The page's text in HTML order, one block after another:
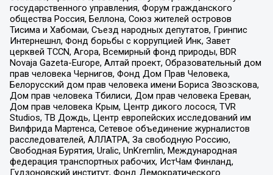
государственного управления, Форум гражданского
общества Россия, Беллона, Союз жителей островов
Тисима и Хабомаи, Съезд народных депутатов, Гринпис
Интернешнл, Фонд борьбы с коррупцией Инк, Завет
церквей TCCN, Агора, Всемирный фонд природы, BDR
Novaja Gazeta-Europe, Алтай проект, Образовательный дом
прав человека Чернигов, Фонд Дом Прав Человека,
Белорусский дом прав человека имени Бориса Звозскова,
Дом прав человека Тбилиси, Дом прав человека Ереван,
Дом прав человека Крым, Центр дикого лосося, TVR
Studios, ТВ Дождь, Центр европейских исследований им
Вилфрида Мартенса, Сетевое объединение журналистов
расследователей, АЛЛАТРА, За свободную Россию,
Свободная Бурятия, Uralic, UnKremlin, Международная
федерация транспортных рабочих, ИстЧам Финланд,
Гудзоновский институт, Фонд Демократического